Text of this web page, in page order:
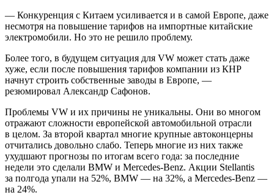
— Конкуренция с Китаем усиливается и в самой Европе, даже
несмотря на повышение тарифов на импортные китайские
электромобили. Но это не решило проблему.
Более того, в будущем ситуация для VW может стать даже
хуже, если после повышения тарифов компании из КНР
начнут строить собственные заводы в Европе, —
резюмировал Александр Сафонов.
Проблемы VW и их причины не уникальны. Они во многом
отражают сложности европейской автомобильной отрасли
в целом. За второй квартал многие крупные автоконцерны
отчитались довольно слабо. Теперь многие из них также
ухудшают прогнозы по итогам всего года: за последние
недели это сделали BMW и Mercedes-Benz. Акции Stellantis
за полгода упали на 52%, BMW — на 32%, а Mercedes-Benz —
на 24%.